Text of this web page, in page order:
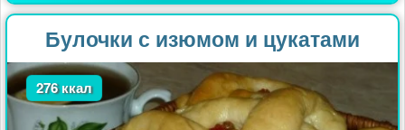
Булочки с изюмом и цукатами
276 ккал